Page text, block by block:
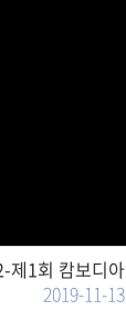
1회 캄보디
2019-11-13